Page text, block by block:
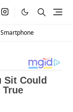
Smartphone